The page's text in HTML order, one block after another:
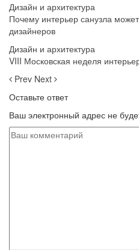
Дизайн и архитектура
Почему интерьер санузла
дизайнеров
Дизайн и архитектура
VIII Московская неделя
Prev Next
Оставьте ответ
Ваш электронный адрес не